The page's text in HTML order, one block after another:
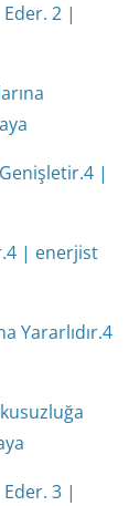
2 |
|
| enerjist
Yararlıdır.4
3 |